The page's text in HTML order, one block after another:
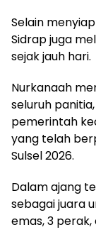
Selain
Sidrap juga
sejak jauh hari.
Nurkanaah
seluruh
pemerintah
yang telah
Sulsel 2026.
Dalam ajang
sebagai juara
emas, 3